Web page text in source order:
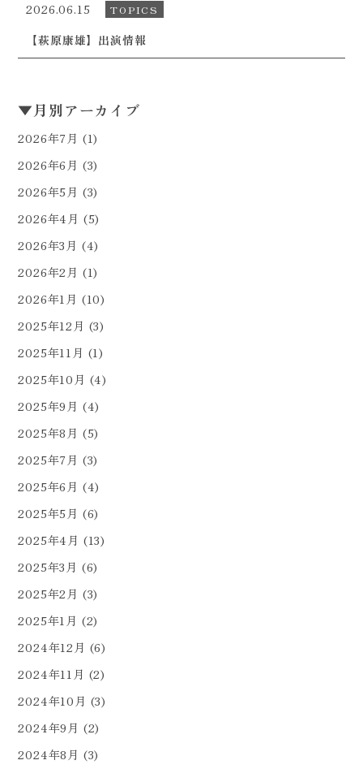
2026.06.15 TOPICS
【萩原康雄】出演情報
▼月別アーカイブ
2026年7月 (1)
2026年6月 (3)
2026年5月 (3)
2026年4月 (5)
2026年3月 (4)
2026年2月 (1)
2026年1月 (10)
2025年12月 (3)
2025年11月 (1)
2025年10月 (4)
2025年9月 (4)
2025年8月 (5)
2025年7月 (3)
2025年6月 (4)
2025年5月 (6)
2025年4月 (13)
2025年3月 (6)
2025年2月 (3)
2025年1月 (2)
2024年12月 (6)
2024年11月 (2)
2024年10月 (3)
2024年9月 (2)
2024年8月 (3)